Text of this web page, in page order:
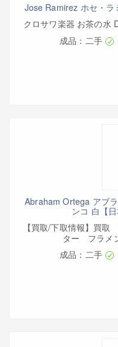
Jose Ramirez ホセ・
クロサワ楽器 お茶の水
成品：二手
Abraham Ortega アブ
ンコ 白【
【買取/下取情報】買
ター フラメ
成品：二手